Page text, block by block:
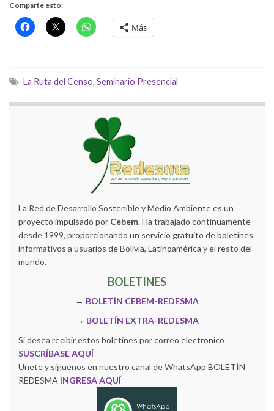
Comparte esto:
Más
La Ruta del Censo, Seminario Presencial
La Red de Desarrollo Sostenible y Medio Ambiente es un
proyecto impulsado por Cebem. Ha trabajado continuamente
desde 1999, proporcionando un servicio gratuito de boletines
informativos a usuarios de Bolivia, Latinoamérica y el resto del
mundo.
BOLETINES
→ BOLETÍN CEBEM-REDESMA
→ BOLETÍN EXTRA-REDESMA
Si desea recibir estos boletines por correo electronico
SUSCRÍBASE AQUÍ
Únete y siguenos en nuestro canal de WhatsApp BOLETÍN
REDESMA INGRESA AQUÍ